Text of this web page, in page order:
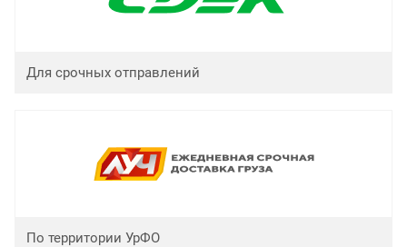
Для срочных отправлений
По территории УрФО